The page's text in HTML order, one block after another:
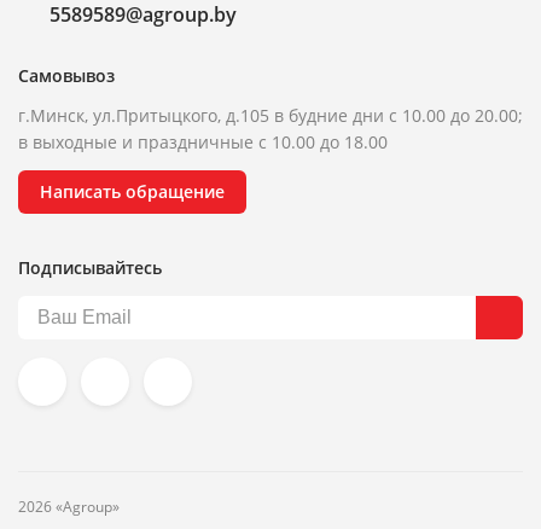
5589589@agroup.by
Самовывоз
г.Минск, ул.Притыцкого, д.105 в будние дни с 10.00 до 20.00;
в выходные и праздничные с 10.00 до 18.00
Написать обращение
Подписывайтесь
2026 «Agroup»